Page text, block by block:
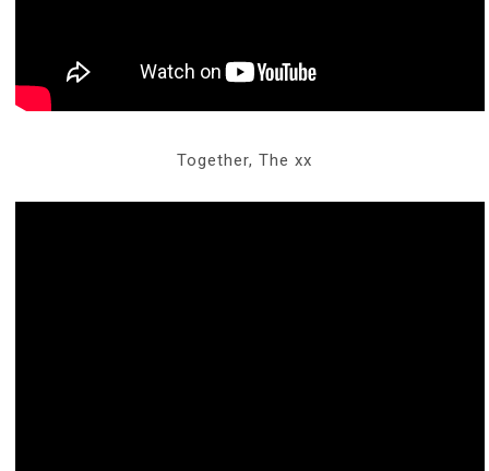
Together, The xx